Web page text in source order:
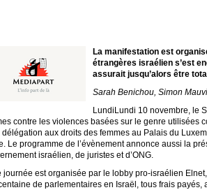
La manifestation est
étrangères israélien s’est
assurait jusqu’alors être
Sarah Benichou, Simon
LundiLundi 10 novembre, le
contre les violences basées sur le genre utilisées
délégation aux droits des femmes au Palais du
Le programme de l’évènement annonce aussi la
israélien, de juristes et d’ONG.
journée est organisée par le lobby pro-israélien
de parlementaires en Israël, tous frais payés,